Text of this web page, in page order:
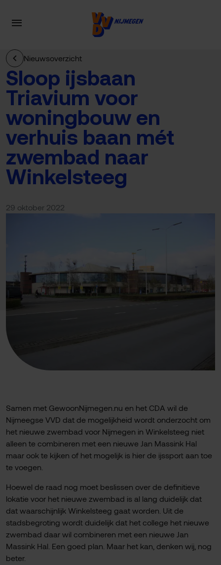
Nieuwsoverzicht
Sloop ijsbaan
Triavium voor
woningbouw en
verhuis baan mét
zwembad naar
Winkelsteeg
29 oktober 2022
Samen met GewoonNijmegen.nu en het CDA wil de
Nijmeegse VVD dat de mogelijkheid wordt onderzocht om
het nieuwe zwembad voor Nijmegen in Winkelsteeg niet
alleen te combineren met een nieuwe Jan Massink Hal
maar ook te kijken of het mogelijk is hier de ijssport aan toe
te voegen.
Hoewel de raad nog moet beslissen over de definitieve
lokatie voor het nieuwe zwembad is al lang duidelijk dat
dat waarschijnlijk Winkelsteeg gaat worden. Uit de
stadsbegroting wordt duidelijk dat het college het nieuwe
zwembad daar wil combineren met een nieuwe Jan
Massink Hal. Een goed plan. Maar het kan, denken wij, nog
beter.